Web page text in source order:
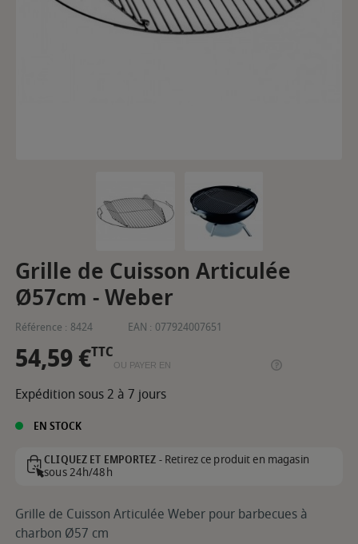
Grille de Cuisson Articulée
Ø57cm - Weber
Référence : 8424 EAN : 077924007651
54,59 €TTC
OU PAYER EN
Expédition sous 2 à 7 jours
EN STOCK
CLIQUEZ ET EMPORTEZ -Retirez ce produit en magasin
sous 24h/48h
Grille de Cuisson Articulée Weber pour barbecues à
charbon Ø57 cm